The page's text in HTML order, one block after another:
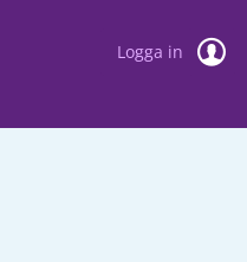
Logga in